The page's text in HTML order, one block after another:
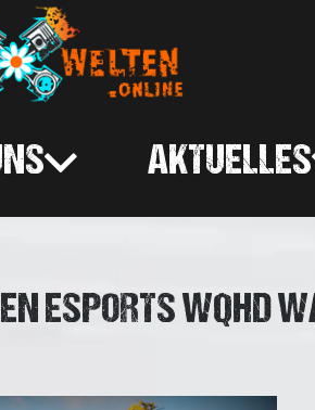
AKTUELLES
ESPORTS WQHD